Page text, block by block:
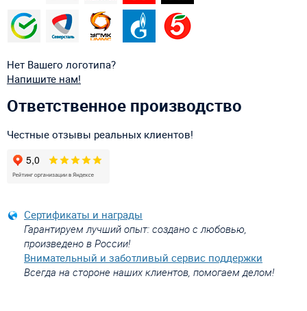
Нет Вашего логотипа?
Напишите нам!
Ответственное производство
Честные отзывы реальных клиентов!
Сертификаты и награды
Гарантируем лучший опыт: создано с любовью,
произведено в России!
Внимательный и заботливый сервис поддержки
Всегда на стороне наших клиентов, помогаем делом!